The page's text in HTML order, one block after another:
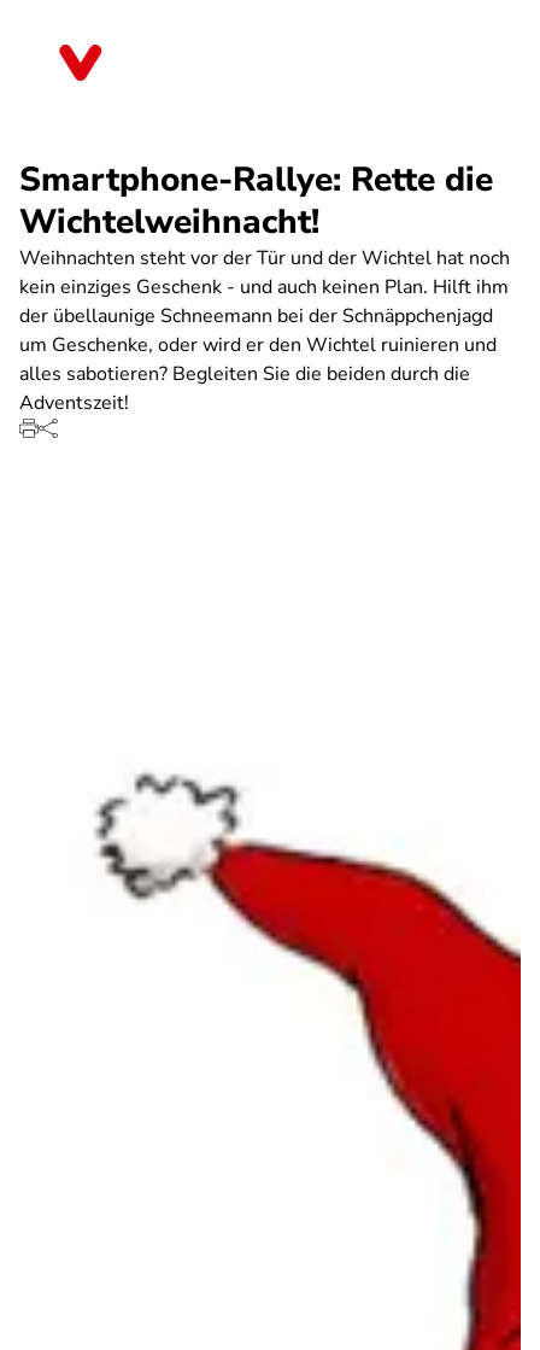
Smartphone-Rallye: Rette die
Wichtelweihnacht!
Weihnachten steht vor der Tür und der Wichtel hat noch
kein einziges Geschenk - und auch keinen Plan. Hilft ihm
der übellaunige Schneemann bei der Schnäppchenjagd
um Geschenke, oder wird er den Wichtel ruinieren und
alles sabotieren? Begleiten Sie die beiden durch die
Adventszeit!